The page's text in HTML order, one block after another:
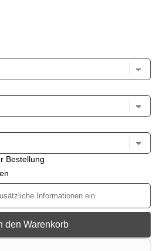
Bestellung
den Warenkorb